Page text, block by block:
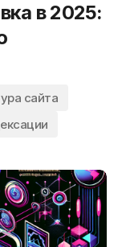
в 2025:
сайта